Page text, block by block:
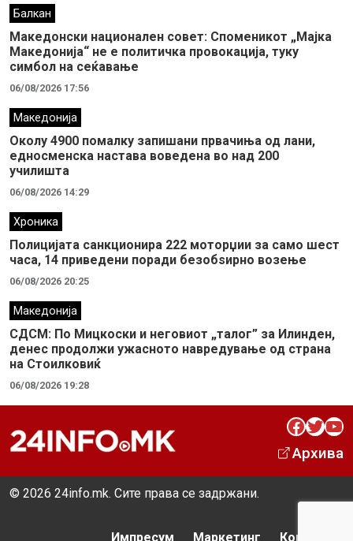
Балкан
Македонски национален совет: Споменикот „Мајка
Македонија“ не е политичка провокација, туку
симбол на сеќавање
06/08/2026 17:56
Македонија
Околу 4900 помалку запишани првачиња од лани,
едносменска настава воведена во над 200
училишта
06/08/2026 14:29
Хроника
Полицијата санкционира 222 моторџии за само шест
часа, 14 приведени поради безобѕирно возење
06/08/2026 20:25
Македонија
СДСМ: По Мицкоски и неговиот „талог” за Илинден,
денес продолжи ужасното навредување од страна
на Стоилковиќ
06/08/2026 19:28
Facebook Twitter YouTube
Архива
© 2026 24info.mk. Сите права се задржани.
Импресум Маркетинг Контакт